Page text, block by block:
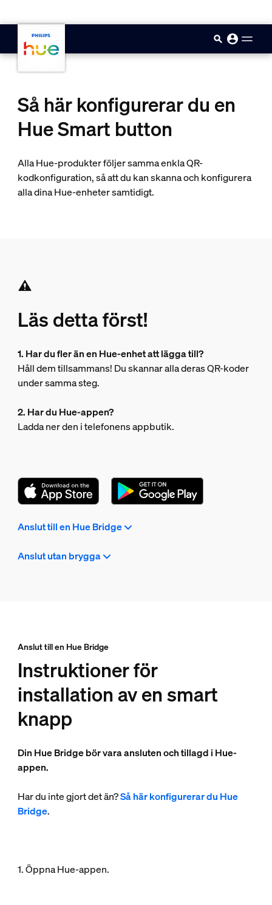
Så här konfigurerar du en
Hue Smart button
Alla Hue-produkter följer samma enkla QR-
kodkonfiguration, så att du kan skanna och konfigurera
alla dina Hue-enheter samtidigt.
Läs detta först!
1. Har du fler än en Hue-enhet att lägga till?
Håll dem tillsammans! Du skannar alla deras QR-koder
under samma steg.
2. Har du Hue-appen?
Ladda ner den i telefonens appbutik.
Anslut till en Hue Bridge
Anslut utan brygga
Anslut till en Hue Bridge
Instruktioner för
installation av en smart
knapp
Din Hue Bridge bör vara ansluten och tillagd i Hue-
appen.
Har du inte gjort det än?Så här konfigurerar du Hue
Bridge.
1. Öppna Hue-appen.